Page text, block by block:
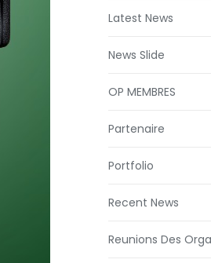
Latest News
News Slide
OP MEMBRES
Partenaire
Portfolio
Recent News
Reunions Des